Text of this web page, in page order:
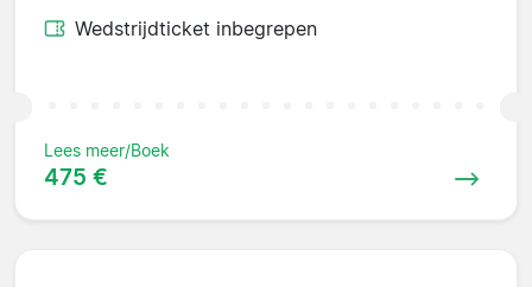
Wedstrijdticket inbegrepen
Lees meer/Boek
475 €